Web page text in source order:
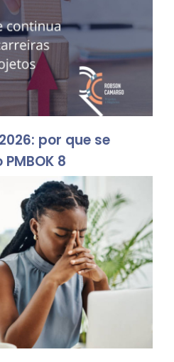
por que se
8